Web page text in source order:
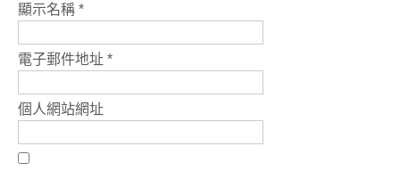
顯示名稱 *
電子郵件地址 *
個人網站網址